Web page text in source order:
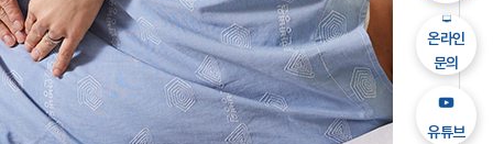
온라인
문의
유튜브